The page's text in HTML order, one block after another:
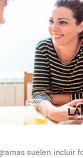
suelen incluir